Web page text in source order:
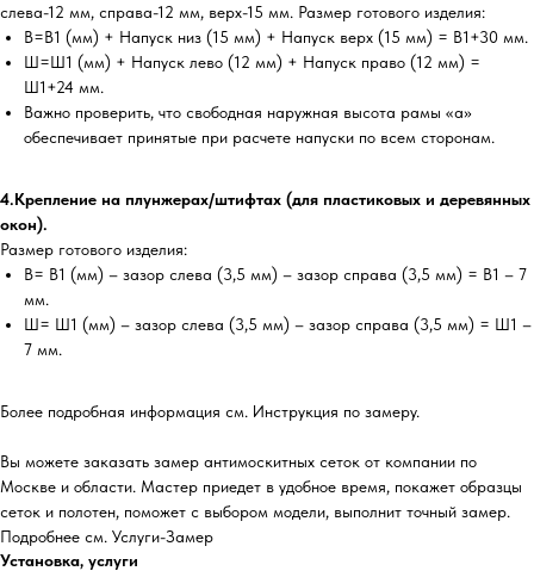
слева-12 мм, справа-12 мм, верх-15 мм. Размер готового изделия:
В=В1 (мм) + Напуск низ (15 мм) + Напуск верх (15 мм) = В1+30 мм.
Ш=Ш1 (мм) + Напуск лево (12 мм) + Напуск право (12 мм) =
Ш1+24 мм.
Важно проверить, что свободная наружная высота рамы «а»
обеспечивает принятые при расчете напуски по всем сторонам.
4.Крепление на плунжерах/штифтах (для пластиковых и деревянных
окон).
Размер готового изделия:
В= В1 (мм) – зазор слева (3,5 мм) – зазор справа (3,5 мм) = В1 – 7
мм.
Ш= Ш1 (мм) – зазор слева (3,5 мм) – зазор справа (3,5 мм) = Ш1 –
7 мм.
Более подробная информация см. Инструкция по замеру.
Вы можете заказать замер антимоскитных сеток от компании по
Москве и области. Мастер приедет в удобное время, покажет образцы
сеток и полотен, поможет с выбором модели, выполнит точный замер.
Подробнее см. Услуги-Замер
Установка, услуги